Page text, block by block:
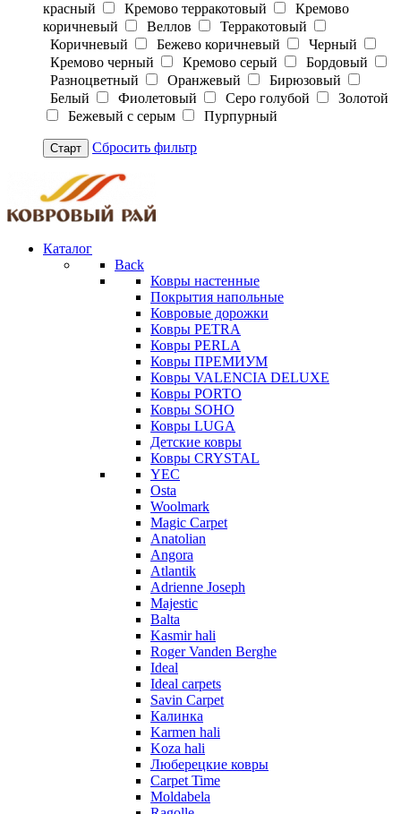
красный
Кремово терракотовый
Кремово
коричневый
Веллов
Терракотовый
Коричневый
Бежево коричневый
Черный
Кремово черный
Кремово серый
Бордовый
Разноцветный
Оранжевый
Бирюзовый
Белый
Фиолетовый Серо голубой
Золотой
Бежевый с серым
Пурпурный
Старт Сбросить фильтр
Каталог
Back
Ковры настенные
Покрытия напольные
Ковровые дорожки
Ковры PETRA
Ковры PERLA
Ковры ПРЕМИУМ
Ковры VALENCIA DELUXE
Ковры PORTO
Ковры SOHO
Ковры LUGA
Детские ковры
Ковры CRYSTAL
YEC
Osta
Woolmark
Magic Carpet
Anatolian
Angora
Atlantik
Adrienne Joseph
Majestic
Balta
Kasmir hali
Roger Vanden Berghe
Ideal
Ideal carpets
Savin Carpet
Калинка
Karmen hali
Koza hali
Люберецкие ковры
Carpet Time
Moldabela